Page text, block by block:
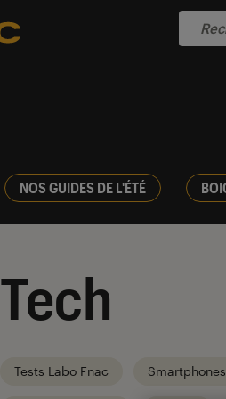
NOS GUIDES DE L'ÉTÉ
Tech
Tests Labo Fnac Smartphones